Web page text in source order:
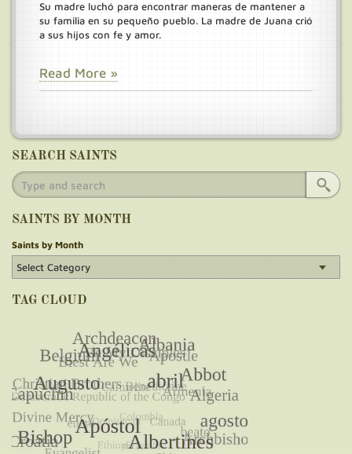
Su madre luchó para encontrar maneras de mantener a
su familia en su pequeño pueblo. La madre de Juana crió
a sus hijos con fe y amor.
Read More »
SEARCH SAINTS
SAINTS BY MONTH
Saints by Month
TAG CLOUD